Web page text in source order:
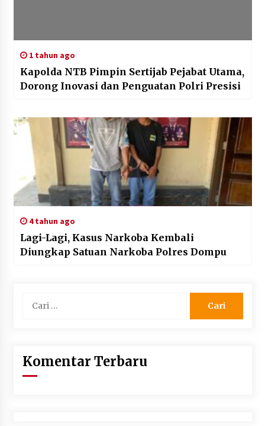
1 tahun ago
Kapolda NTB Pimpin Sertijab Pejabat Utama,
Dorong Inovasi dan Penguatan Polri Presisi
4 tahun ago
Lagi-Lagi, Kasus Narkoba Kembali
Diungkap Satuan Narkoba Polres Dompu
untuk:
Komentar Terbaru